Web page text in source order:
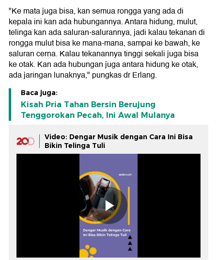
"Ke mata juga bisa, kan semua rongga yang ada di
kepala ini kan ada hubungannya. Antara hidung, mulut,
telinga kan ada saluran-salurannya, jadi kalau tekanan di
rongga mulut bisa ke mana-mana, sampai ke bawah, ke
saluran cerna. Kalau tekanannya tinggi sekali juga bisa
ke otak. Kan ada hubungan juga antara hidung ke otak,
ada jaringan lunaknya," pungkas dr Erlang.
Baca juga:
Kisah Pria Tahan Bersin Berujung
Tenggorokan Pecah, Ini Awal Mulanya
Video: Dengar Musik dengan Cara Ini Bisa
Bikin Telinga Tuli